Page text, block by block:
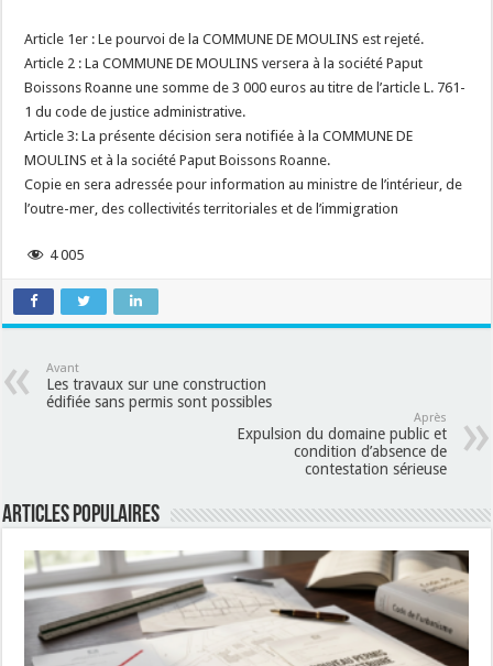
Article 1er : Le pourvoi de la COMMUNE DE MOULINS est rejeté.
Article 2 : La COMMUNE DE MOULINS versera à la société Paput
Boissons Roanne une somme de 3 000 euros au titre de l’article L. 761-
1 du code de justice administrative.
Article 3: La présente décision sera notifiée à la COMMUNE DE
MOULINS et à la société Paput Boissons Roanne.
Copie en sera adressée pour information au ministre de l’intérieur, de
l’outre-mer, des collectivités territoriales et de l’immigration
4 005
Avant
Les travaux sur une construction
édifiée sans permis sont possibles
Après
Expulsion du domaine public et
condition d’absence de
contestation sérieuse
Articles populaires